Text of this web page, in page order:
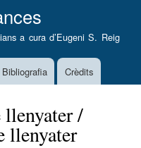
a cura d’Eugeni S. Reig
Bibliografia Crèdits
/
llenyater